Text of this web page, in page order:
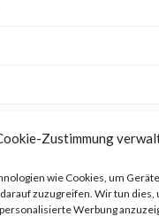
Zustimmung
wie Cookies, um
zuzugreifen. Wir tun dies,
Werbung